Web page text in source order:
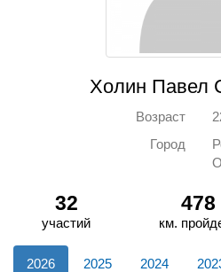
Холин Павел
Возраст
Город
32
участий
478
км.
2026 2025 2024